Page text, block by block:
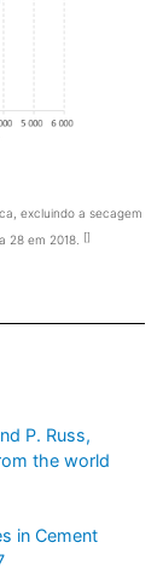
excluindo a secagem
28 em 2018.
P. Russ,
the world
in Cement